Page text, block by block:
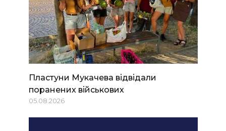
Пластуни Мукачева відвідали
поранених військових
05.08.2026